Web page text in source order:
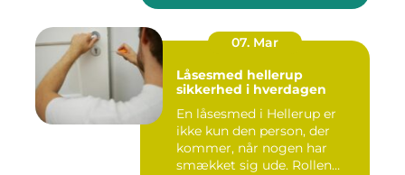
07. Mar
Låsesmed hellerup
sikkerhed i hverdagen
En låsesmed i Hellerup er
ikke kun den person, der
kommer, når nogen har
smækket sig ude. Rollen